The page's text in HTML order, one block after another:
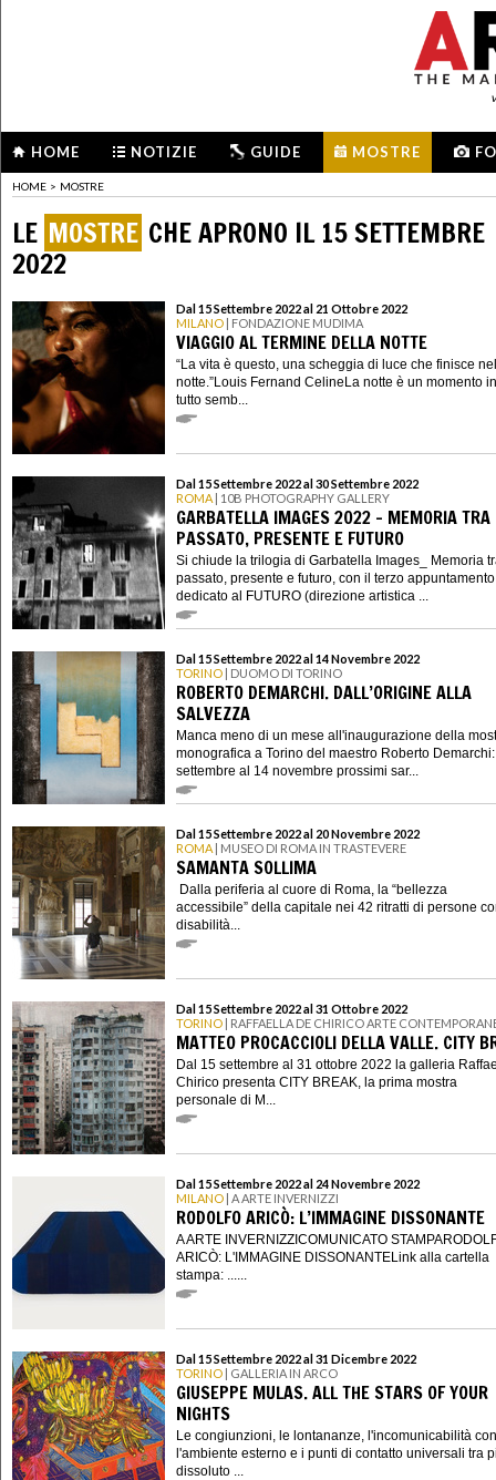
HOME NOTIZIE GUIDE MOSTRE
HOME > MOSTRE
LE MOSTRE CHE APRONO IL 15 SETTEMBRE
2022
Dal 15 Settembre 2022 al 21 Ottobre 2022
MILANO | FONDAZIONE MUDIMA
VIAGGIO AL TERMINE DELLA NOTTE
“La vita è questo, una scheggia di luce che finisce
notte.”Louis Fernand CelineLa notte è un momento
tutto semb...
Dal 15 Settembre 2022 al 30 Settembre 2022
ROMA | 10B PHOTOGRAPHY GALLERY
GARBATELLA IMAGES 2022 - MEMORIA TRA
PASSATO, PRESENTE E FUTURO
Si chiude la trilogia di Garbatella Images_ Memoria
passato, presente e futuro, con il terzo appuntamento
dedicato al FUTURO (direzione artistica ...
Dal 15 Settembre 2022 al 14 Novembre 2022
TORINO | DUOMO DI TORINO
ROBERTO DEMARCHI. DALL’ORIGINE ALLA
SALVEZZA
Manca meno di un mese all'inaugurazione della
monografica a Torino del maestro Roberto
settembre al 14 novembre prossimi sar...
Dal 15 Settembre 2022 al 20 Novembre 2022
ROMA | MUSEO DI ROMA IN TRASTEVERE
SAMANTA SOLLIMA
Dalla periferia al cuore di Roma, la “bellezza
accessibile” della capitale nei 42 ritratti di persone
disabilità...
Dal 15 Settembre 2022 al 31 Ottobre 2022
TORINO | RAFFAELLA DE CHIRICO ARTE
MATTEO PROCACCIOLI DELLA VALLE. CITY
Dal 15 settembre al 31 ottobre 2022 la galleria
Chirico presenta CITY BREAK, la prima mostra
personale di M...
Dal 15 Settembre 2022 al 24 Novembre 2022
MILANO | A ARTE INVERNIZZI
RODOLFO ARICÒ: L’IMMAGINE DISSONANTE
A ARTE INVERNIZZICOMUNICATO
ARICÒ: L'IMMAGINE DISSONANTELink alla cartella
stampa: ......
Dal 15 Settembre 2022 al 31 Dicembre 2022
TORINO | GALLERIA IN ARCO
GIUSEPPE MULAS. ALL THE STARS OF YOUR
NIGHTS
Le congiunzioni, le lontananze, l'incomunicabilità con
l'ambiente esterno e i punti di contatto universali tra
dissoluto ...